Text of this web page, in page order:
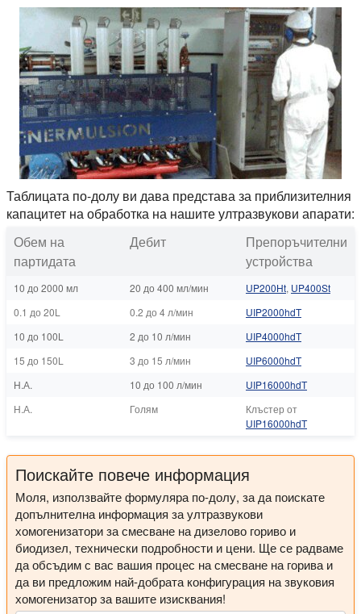
Таблицата по-долу ви дава представа за приблизителния
капацитет на обработка на нашите ултразвукови апарати:
Обем на
партидата
Дебит
Препоръчителни
устройства
10 до 2000 мл 20 до 400 мл/мин UP200Ht, UP400St
0.1 до 20L
0.2 до 4 л/мин
UIP2000hdT
10 до 100L
2 до 10 л/мин
UIP4000hdT
15 до 150L
3 до 15 л/мин
UIP6000hdT
Н.А.
10 до 100 л/мин
UIP16000hdT
Н.А.
Голям
Клъстер от
UIP16000hdT
Поискайте повече информация
Моля, използвайте формуляра по-долу, за да поискате
допълнителна информация за ултразвукови
хомогенизатори за смесване на дизелово гориво и
биодизел, технически подробности и цени. Ще се радваме
да обсъдим с вас вашия процес на смесване на горива и
да ви предложим най-добрата конфигурация на звуковия
хомогенизатор за вашите изисквания!